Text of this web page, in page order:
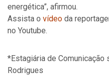
energética”, afirmou.
Assista o vídeo da
no Youtube.
*Estagiária de
Rodrigues